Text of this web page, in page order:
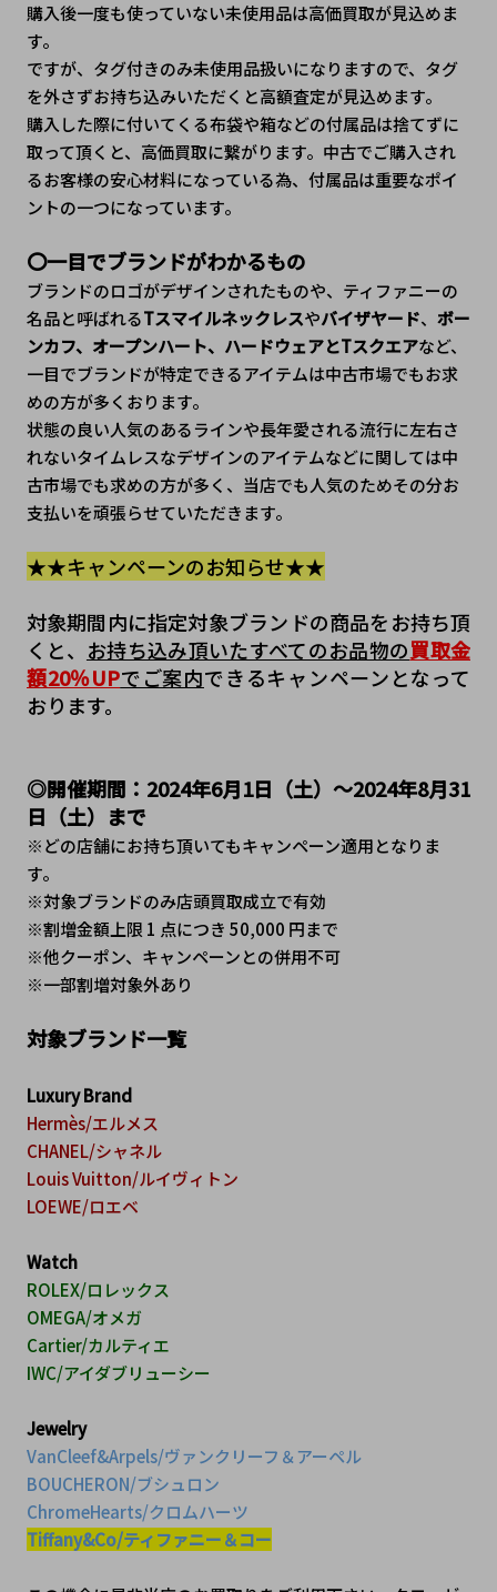
購入後一度も使っていない未使用品は高価買取が見込めま
す。
ですが、タグ付きのみ未使用品扱いになりますので、タグ
を外さずお持ち込みいただくと高額査定が見込めます。
購入した際に付いてくる布袋や箱などの付属品は捨てずに
取って頂くと、高価買取に繋がります。中古でご購入され
るお客様の安心材料になっている為、付属品は重要なポイ
ントの一つになっています。
〇一目でブランドがわかるもの
ブランドのロゴがデザインされたものや、ティファニーの
名品と呼ばれるTスマイルネックレスやバイザヤード、 ボー
ンカフ、オープンハート、ハードウェアとTスクエアなど、
一目でブランドが特定できるアイテムは中古市場でもお求
めの方が多くおります。
状態の良い人気のあるラインや長年愛される流行に左右さ
れないタイムレスなデザインのアイテムなどに関しては中
古市場でも求めの方が多く、当店でも人気のためその分お
支払いを頑張らせていただきます。
★★キャンペーンのお知らせ★★
対象期間内に指定対象ブランドの商品をお持ち頂
くと、 お持ち込み頂いたすべてのお品物の買取金
額20％UPでご案内できるキャンペーンとなって
おります。
◎開催期間：2024年6月1日（土）～2024年8月31
日（土）まで
※どの店舗にお持ち頂いてもキャンペーン適用となりま
す。
※対象ブランドのみ店頭買取成立で有効
※割増金額上限 1 点につき 50,000 円まで
※他クーポン、キャンペーンとの併用不可
※一部割増対象外あり
対象ブランド一覧
Luxury Brand
Hermès/エルメス
CHANEL/シャネル
Louis Vuitton/ルイヴィトン
LOEWE/ロエベ
Watch
ROLEX/ロレックス
OMEGA/オメガ
Cartier/カルティエ
IWC/アイダブリューシー
Jewelry
VanCleef&Arpels/ヴァンクリーフ＆アーペル
BOUCHERON/ブシュロン
ChromeHearts/クロムハーツ
Tiffany&Co/ティファニー＆コー